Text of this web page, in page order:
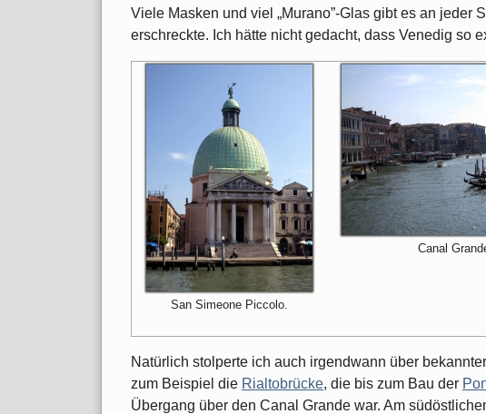
Viele Masken und viel „Murano”-Glas gibt es an jeder
erschreckte. Ich hätte nicht gedacht, dass Venedig so
San Simeone Piccolo.
Canal
Natürlich stolperte ich auch irgendwann über
zum Beispiel die Rialtobrücke, die bis zum Bau der
Übergang über den Canal Grande war. Am